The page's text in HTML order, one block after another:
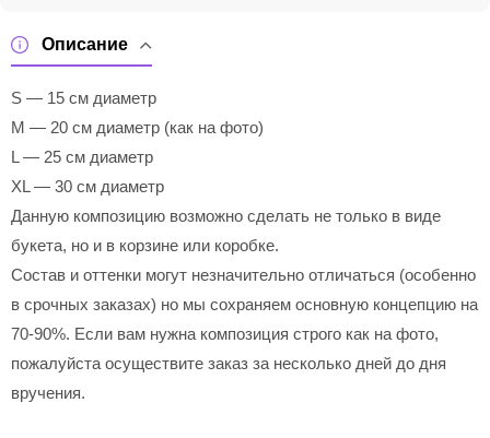
Описание
S — 15 см диаметр
M — 20 см диаметр (как на фото)
L — 25 см диаметр
XL — 30 см диаметр
Данную композицию возможно сделать не только в виде
букета, но и в корзине или коробке.
Состав и оттенки могут незначительно отличаться (особенно
в срочных заказах) но мы сохраняем основную концепцию на
70-90%. Если вам нужна композиция строго как на фото,
пожалуйста осуществите заказ за несколько дней до дня
вручения.